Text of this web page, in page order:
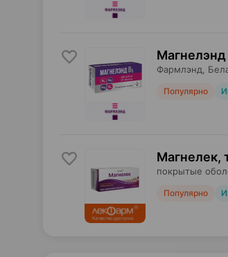
Магнелэнд
Фармлэнд ,
Популярно
Магнелек,
покрытые
Популярно